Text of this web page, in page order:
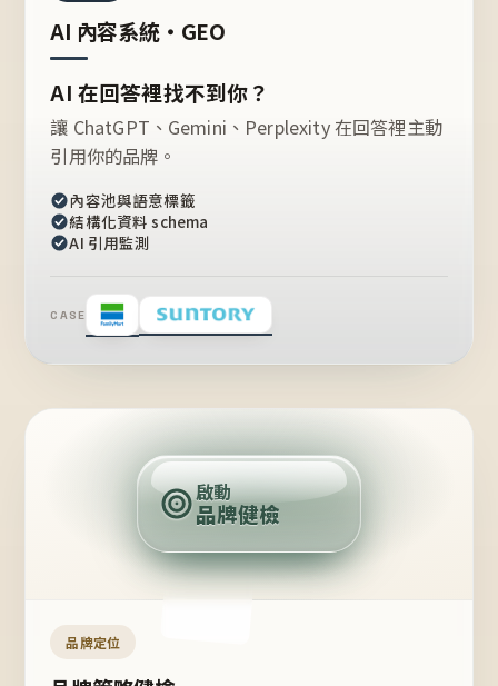
AI 內容系統・GEO
AI 在回答裡找不到你？
讓 ChatGPT、Gemini、Perplexity 在回答裡主動
引用你的品牌。
內容池與語意標籤
結構化資料 schema
AI 引用監測
CASE
定
位
點
啟動
品牌健檢
品牌定位